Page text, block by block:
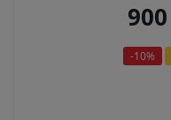
900
-10%